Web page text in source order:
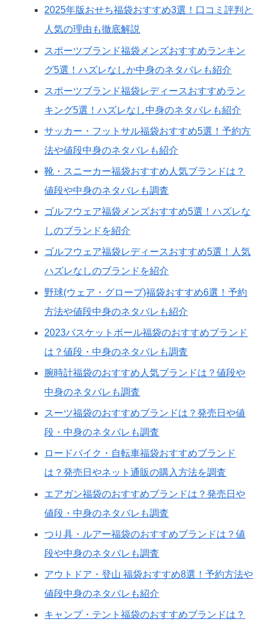
2025年版おせち福袋おすすめ3選！口コミ評判と
人気の理由も徹底解説
スポーツブランド福袋メンズおすすめランキン
グ5選！ハズレなしか中身のネタバレも紹介
スポーツブランド福袋レディースおすすめラン
キング5選！ハズレなし中身のネタバレも紹介
サッカー・フットサル福袋おすすめ5選！予約方
法や値段中身のネタバレも紹介
靴・スニーカー福袋おすすめ人気ブランドは？
値段や中身のネタバレも調査
ゴルフウェア福袋メンズおすすめ5選！ハズレな
しのブランドを紹介
ゴルフウェア福袋レディースおすすめ5選！人気
ハズレなしのブランドを紹介
野球(ウェア・グローブ)福袋おすすめ6選！予約
方法や値段中身のネタバレも紹介
2023バスケットボール福袋のおすすめブランド
は？値段・中身のネタバレも調査
腕時計福袋のおすすめ人気ブランドは？値段や
中身のネタバレも調査
スーツ福袋のおすすめブランドは？発売日や値
段・中身のネタバレも調査
ロードバイク・自転車福袋おすすめブランド
は？発売日やネット通販の購入方法を調査
エアガン福袋のおすすめブランドは？発売日や
値段・中身のネタバレも調査
つり具・ルアー福袋のおすすめブランドは？値
段や中身のネタバレも調査
アウトドア・登山 福袋おすすめ8選！予約方法や
値段中身のネタバレも紹介
キャンプ・テント福袋のおすすめブランドは？